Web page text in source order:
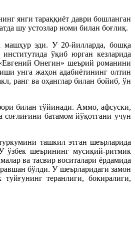
янги тараққиёт даври бошланган
шу устозлар номи билан боғлиқ.
машҳур эди. У 20-йилларда, бошқа
ўқиб юрган кезларида
Онегин» шеърий романини
унга жаҳон адабиётининг олтин
ранг ва оҳанглар билан бойиб, ўн
билан тўйинади. Аммо, афсуски,
батамом йўқотгани учун
ташкил этган шеърларида
ўзбек шеърининг мусиқий-ритмик
ва тасвир воситалари ёрдамида
бўлди. У шеърларидаги замон
теранлиги, бокиралиги,